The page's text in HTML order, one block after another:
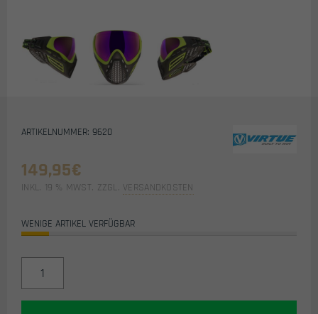
ARTIKELNUMMER: 9620
149,95€
INKL. 19 % MWST. ZZGL. VERSANDKOSTEN
WENIGE ARTIKEL VERFÜGBAR
ASCEND